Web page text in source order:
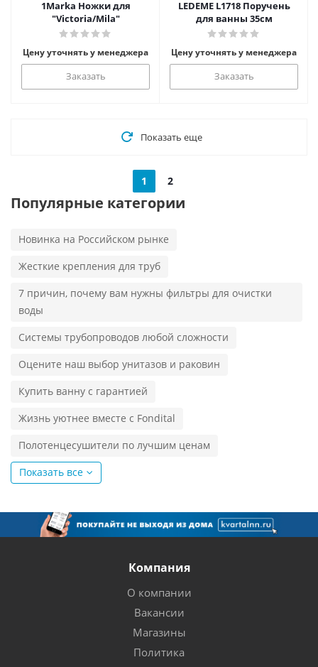
1Marka Ножки для
"Victoria/Mila"
Цену уточнять у менеджера
Заказать
LEDEME L1718 Поручень
для ванны 35см
Цену уточнять у менеджера
Заказать
Показать еще
1 2
Популярные категории
Новинка на Российском рынке
Жесткие крепления для труб
7 причин, почему вам нужны фильтры для очистки
воды
Системы трубопроводов любой сложности
Оцените наш выбор унитазов и раковин
Купить ванну с гарантией
Жизнь уютнее вместе с Fondital
Полотенцесушители по лучшим ценам
Показать все
Компания
О компании
Вакансии
Магазины
Политика